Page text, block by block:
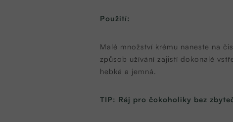
Použití:
Malé množství krému naneste na
způsob užívání zajistí dokonalé
hebká a jemná.
TIP: Ráj pro čokoholiky bez